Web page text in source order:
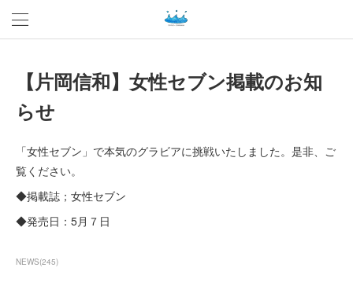
【片岡信和】女性セブン掲載のお知
らせ
「女性セブン」で本気のグラビアに挑戦いたしました。是非、ご
覧ください。
◆掲載誌；女性セブン
◆発売日：5月７日
NEWS(245)